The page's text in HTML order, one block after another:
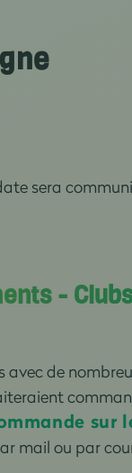
sera
-
avec de
sur
mail ou par